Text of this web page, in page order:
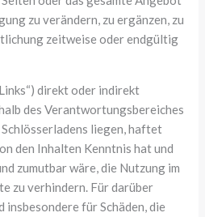
zu verändern, zu ergänzen, zu
zeitweise oder endgültig
direkt oder indirekt
des Verantwortungsbereiches
liegen, haftet
den Inhalten Kenntnis hat und
zumutbar wäre, die Nutzung im
zu verhindern. Für darüber
insbesondere für Schäden, die